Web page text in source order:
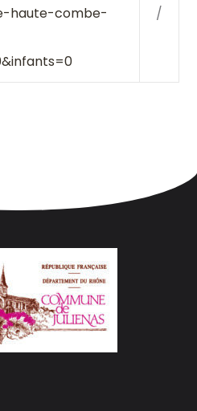
haute-combe-
/